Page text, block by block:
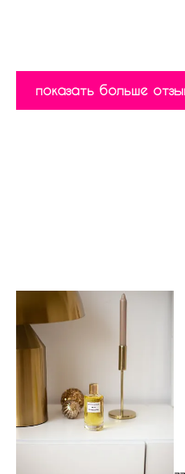
показать больше